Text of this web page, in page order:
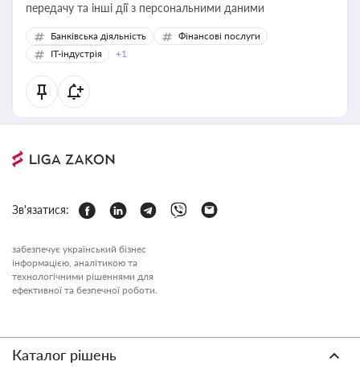
передачу та інші дії з персональними даними
Банківська діяльність
Фінансові послуги
IT-індустрія
+1
Зв'язатися:
забезпечує український бізнес
інформацією, аналітикою та
технологічними рішеннями для
ефективної та безпечної роботи.
Каталог рішень